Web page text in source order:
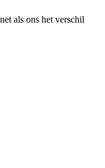
als ons het verschil